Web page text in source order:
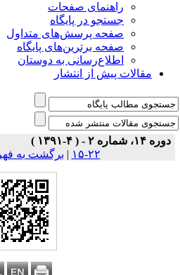
راهنمای صفحات
جستجو در پایگاه
صفحه پرسش‌های متداول
صفحه برترین‌های پایگاه
اطلاع‌رسانی به دوستان
مقالات پیش از انتشار
دوره ۱۴، شماره ۲ - ( ۴-۱۳۹۱ )
۲۲-۱۵
| برگشت به